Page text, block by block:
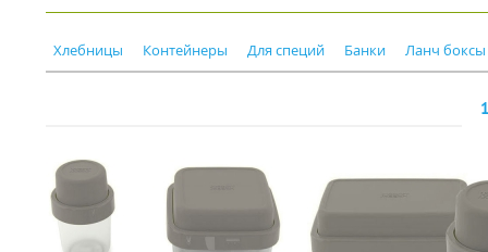
Хлебницы Контейнеры Для специй Банки Ланч боксы